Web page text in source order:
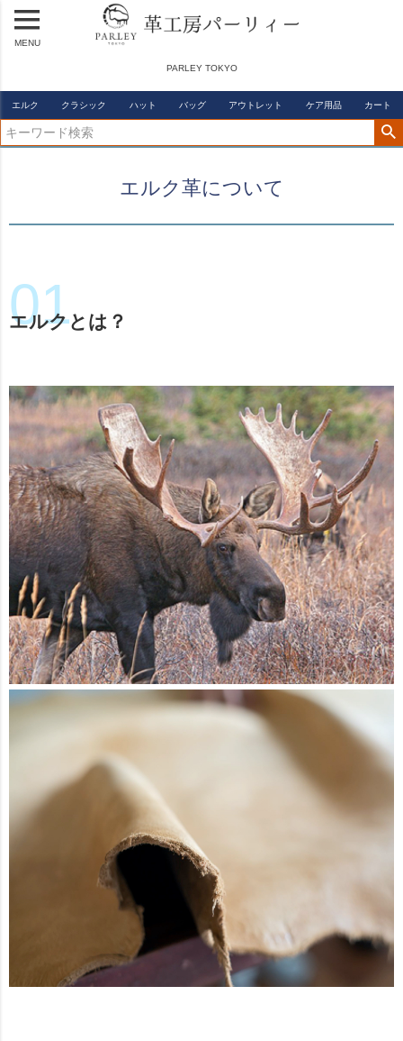
PARLEY TOKYO
MENU
エルク クラシック ハット バッグ アウトレット ケア用品 カート
エルク革について
エルクとは？